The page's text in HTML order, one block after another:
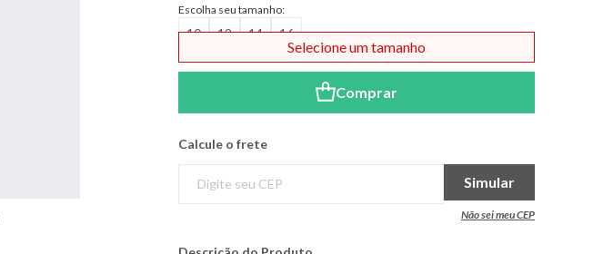
Escolha seu tamanho:
10 12 14 16
Comprar
Selecione um tamanho
Calcule o frete
Simular
Não sei meu CEP